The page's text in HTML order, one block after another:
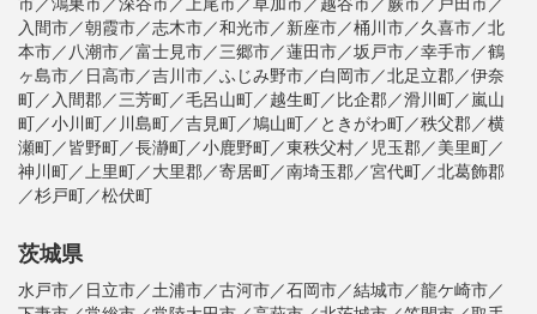
入間市／朝霞市／志木市／和光市／新座市／桶川市／久喜市／北
本市／八潮市／富士見市／三郷市／蓮田市／坂戸市／幸手市／鶴
ヶ島市／日高市／吉川市／ふじみ野市／白岡市／北足立郡／伊奈
町／入間郡／三芳町／毛呂山町／越生町／比企郡／滑川町／嵐山
町／小川町／川島町／吉見町／鳩山町／ときがわ町／秩父郡／横
瀬町／皆野町／長瀞町／小鹿野町／東秩父村／児玉郡／美里町／
神川町／上里町／大里郡／寄居町／南埼玉郡／宮代町／北葛飾郡
／杉戸町／松伏町
茨城県
水戸市／日立市／土浦市／古河市／石岡市／結城市／龍ケ崎市／